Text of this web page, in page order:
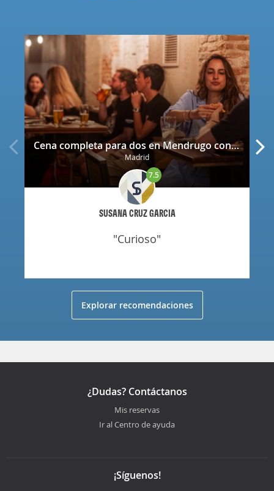
Cena completa para dos en Mendrugo con cerveza artesana incluida
Madrid
SUSANA CRUZ GARCIA
7.5
"curioso"
Explorar recomendaciones
¿Dudas? Contáctanos
Mis reservas
Ir al Centro de ayuda
¡Síguenos!